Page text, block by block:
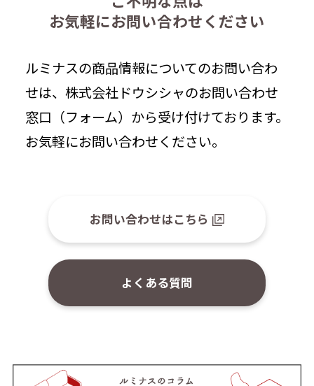
お気軽にお問い合わせください
ルミナスの商品情報についてのお問い合わ
せは、株式会社ドウシシャのお問い合わせ
窓口（フォーム）から受け付けております。
お気軽にお問い合わせください。
お問い合わせはこちら
よくある質問